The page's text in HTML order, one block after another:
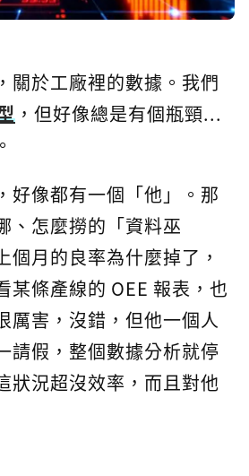
關於工廠裡的數據。我們
，但好像總是有個瓶頸...
好像都有一個「他」。那
、怎麼撈的「資料巫
個月的良率為什麼掉了，
某條產線的 OEE 報表，也
厲害，沒錯，但他一個人
請假，整個數據分析就停
狀況超沒效率，而且對他